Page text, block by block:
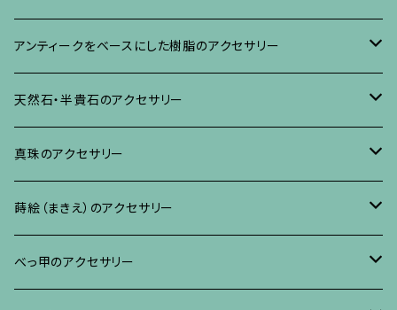
ネックレス、その他
イヤリング、ピアス
ネックレス、ペンダント
ブレスレット、バングル、その他
ブローチ
イヤリング・ピアス
ネックレス・ペンダント
リング
ブレスレット・バングル、その他
アンティークをベースにした樹脂のアクセサリー
ブローチ
イヤリング・ピアス
ネックレス、ペンダント
ブレスレット、その他
天然石・半貴石のアクセサリー
ブローチ
イヤリング・ピアス
ネックレス、ペンダント
真珠のアクセサリー
ブローチ
イヤリング・ピアス
蒔絵（まきえ）のアクセサリー
べっ甲に蒔絵のアクセサリー
べっ甲のアクセサリー